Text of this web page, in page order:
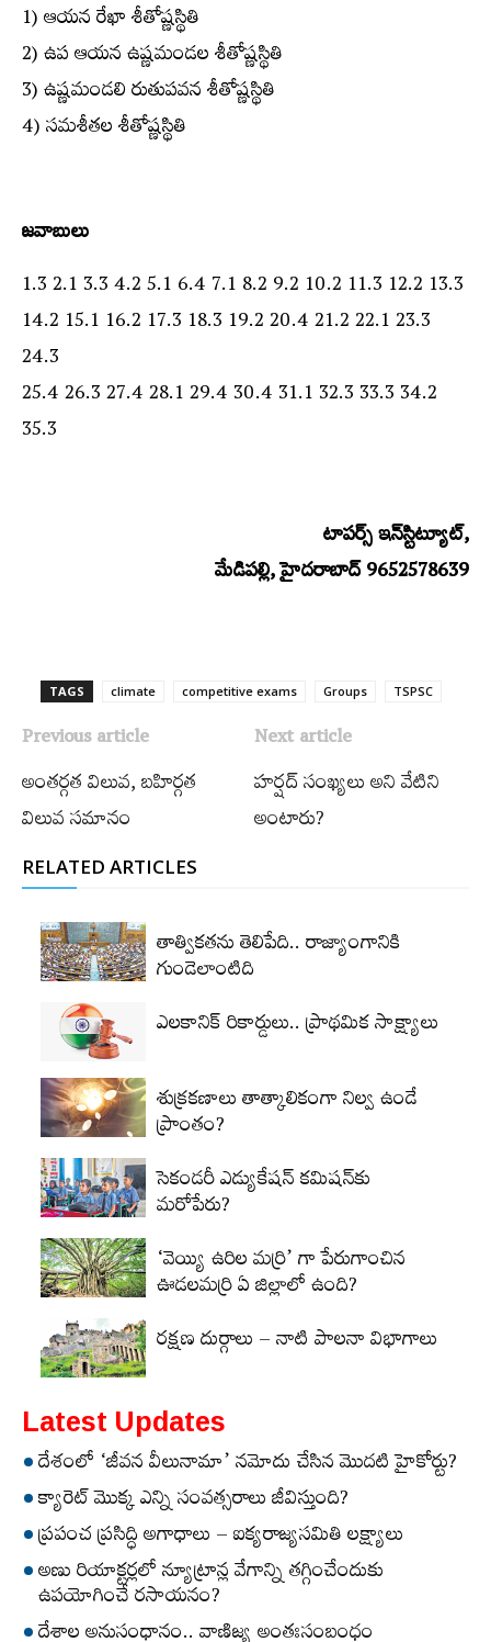
1) ఆయన రేఖా శీతోష్ణస్థితి
2) ఉప ఆయన ఉష్ణమండల శీతోష్ణస్థితి
3) ఉష్ణమండలి రుతుపవన శీతోష్ణస్థితి
4) సమశీతల శీతోష్ణస్థితి
జవాబులు
1.3 2.1 3.3 4.2 5.1 6.4 7.1 8.2 9.2 10.2 11.3 12.2 13.3
14.2 15.1 16.2 17.3 18.3 19.2 20.4 21.2 22.1 23.3
24.3
25.4 26.3 27.4 28.1 29.4 30.4 31.1 32.3 33.3 34.2
35.3
టాపర్స్​‍ ఇన్‌స్టిట్యూట్‌,
మేడిపల్లి, హైదరాబాద్‌ 9652578639
TAGS climate competitive exams Groups‌ TSPSC
Previous article
అంతర్గత విలువ, బహిర్గత
విలువ సమానం
Next article
హర్షద్‌ సంఖ్యలు అని వేటిని
అంటారు?
RELATED ARTICLES
తాత్వికతను తెలిపేది.. రాజ్యాంగానికి
గుండెలాంటిది
ఎలకానిక్‌ రికార్డులు.. ప్రాథమిక సాక్ష్యాలు
శుక్రకణాలు తాత్కాలికంగా నిల్వ ఉండే
ప్రాంతం?
సెకండరీ ఎడ్యుకేషన్‌ కమిషన్‌కు
మరోపేరు?
‘వెయ్యి ఉరిల మర్రి’ గా పేరుగాంచిన
ఊడలమర్రి ఏ జిల్లాలో ఉంది?
రక్షణ దుర్గాలు – నాటి పాలనా విభాగాలు
Latest Updates
దేశంలో ‘జీవన వీలునామా’ నమోదు చేసిన మొదటి హైకోర్టు?
క్యారెట్‌ మొక్క ఎన్ని సంవత్సరాలు జీవిస్తుంది?
ప్రపంచ ప్రసిద్ధి అగాధాలు – ఐక్యరాజ్యసమితి లక్ష్యాలు
అణు రియాక్టర్లలో న్యూట్రాన్ల వేగాన్ని తగ్గించేందుకు
ఉపయోగించే రసాయనం?